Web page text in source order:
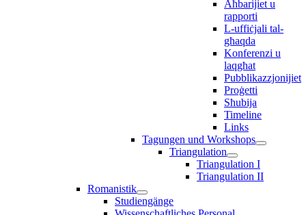
Aħbarijiet u
rapporti
L-uffiċjali tal-
għaqda
Konferenzi u
laqgħat
Pubblikazzjonijiet
Proġetti
Sħubija
Timeline
Links
Tagungen und Workshops
Triangulation
Triangulation I
Triangulation II
Romanistik
Studiengänge